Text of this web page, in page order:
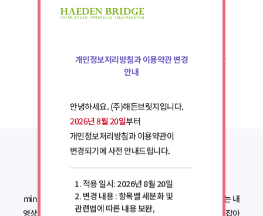
구글, 유튜브 계정과 연동하여 듀얼 카메라를 이용한 실시간
스트리밍을 할 수 있어요.
고몰입도 사진, 동영상 촬영
mingleZ에서는 후방카메라에 비치는 배경과 전방 카메라로 찍는 내
영상의 크기와 위치를 자유롭게 조절하여 배경과 원하는 구도를 잡아
개인정보저리방침과 이용약관 변경
안내
안녕하세요. (주)해든브릿지입니다.
2026년 8월 20일부터
개인정보처리방침과 이용약관이
변경되기에 사전 안내드립니다.
1. 적용 일시: 2026년 8월 20일
2. 변경 내용 : 항목별 세분화 및
관련법에 따른 내용 보완,